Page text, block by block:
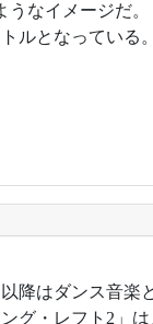
なイメージだ。
ルとなっている
降はダンス音楽
グ・レフト2」